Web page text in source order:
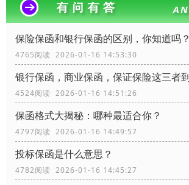
保险保函和银行保函的区别，你知道吗？
4765阅读 2026-01-16 14:53:30
4524阅读 2026-01-16 14:51:26
保函格式大揭秘：哪种最适合你？
4797阅读 2026-01-16 14:49:57
投标保函是什么意思？
4782阅读 2026-01-16 14:45:27